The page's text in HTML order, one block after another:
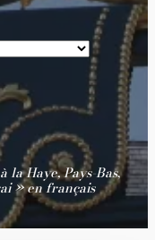
la Haye, Pays-Bas,
» en français